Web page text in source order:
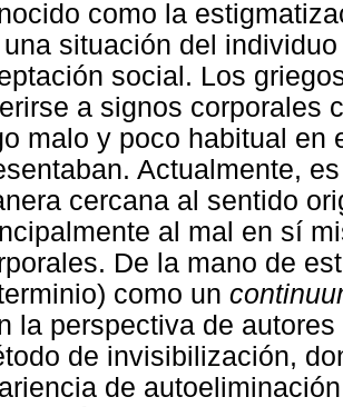
como la
situación del
social. Los
a signos corporales
malo y poco habitual en
Actualmente,
cercana al sentido
al mal en sí
De la mano de
como un
la perspectiva de
de invisibilización,
de